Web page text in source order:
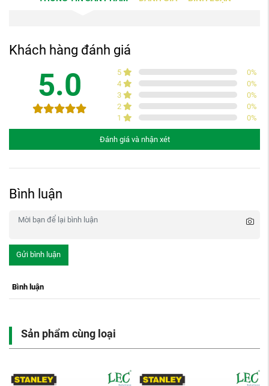
Khách hàng đánh giá
5.0 5 0%
4
0%
3
0%
2
0%
1
0%
Đánh giá và nhận xét
Bình luận
Gửi bình luận
Bình luận
Sản phẩm cùng loại